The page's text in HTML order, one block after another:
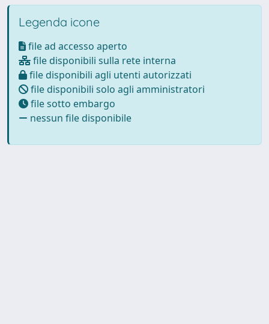
Legenda icone
file ad accesso aperto
file disponibili sulla rete interna
file disponibili agli utenti autorizzati
file disponibili solo agli amministratori
file sotto embargo
nessun file disponibile